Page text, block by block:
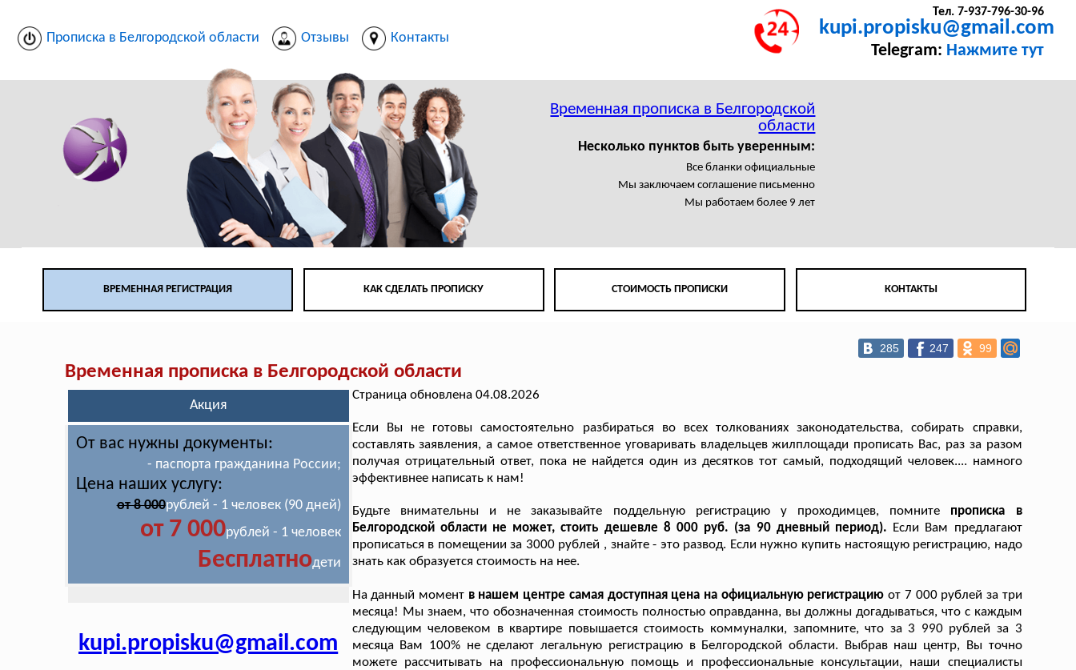
Прописка в Белгородской области Отзывы Контакты
Тел. 7-937-796-30-96
kupi.propisku@gmail.com
Telegram: Нажмите тут
Временная прописка в Белгородской
области
Несколько пунктов быть уверенным:
Все бланки официальные
Мы заключаем соглашение письменно
Мы работаем более 9 лет
ВРЕМЕННАЯ РЕГИСТРАЦИЯ КАК СДЕЛАТЬ ПРОПИСКУ СТОИМОСТЬ ПРОПИСКИ КОНТАКТЫ
285 247 99
Временная прописка в Белгородской области
Акция
От вас нужны документы:
- паспорта гражданина России;
Цена наших услугу:
от 8 000рублей - 1 человек (90 дней)
от 7 000рублей - 1 человек
Бесплатнодети
kupi.propisku@gmail.com
Страница обновлена 04.08.2026
Если Вы не готовы самостоятельно разбираться во всех толкованиях законодательства, собирать справки,
составлять заявления, а самое ответственное уговаривать владельцев жилплощади прописать Вас, раз за разом
получая отрицательный ответ, пока не найдется один из десятков тот самый, подходящий человек.... намного
эффективнее написать к нам!
Будьте внимательны и не заказывайте поддельную регистрацию у проходимцев, помните прописка в
Белгородской области не может, стоить дешевле 8 000 руб. (за 90 дневный период). Если Вам предлагают
прописаться в помещении за 3000 рублей , знайте - это развод. Если нужно купить настоящую регистрацию, надо
знать как образуется стоимость на нее.
На данный момент в нашем центре самая доступная цена на официальную регистрациюот 7 000 рублей за три
месяца! Мы знаем, что обозначенная стоимость полностью оправданна, вы должны догадываться, что с каждым
следующим человеком в квартире повышается стоимость коммуналки, запомните, что за 3 990 рублей за 3
месяца Вам 100% не сделают легальную регистрацию в Белгородской области. Выбрав наш центр, Вы точно
можете рассчитывать на профессиональную помощь и профессиональные консультации, наши специалисты